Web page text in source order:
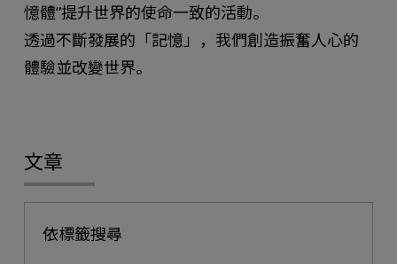
憶體”提升世界的使命一致的活動。
透過不斷發展的「記憶」，我們創造振奮人心的
體驗並改變世界。
文章
依標籤搜尋